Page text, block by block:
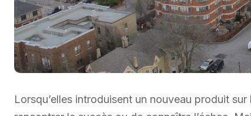
Lorsqu’elles introduisent un nouveau produit